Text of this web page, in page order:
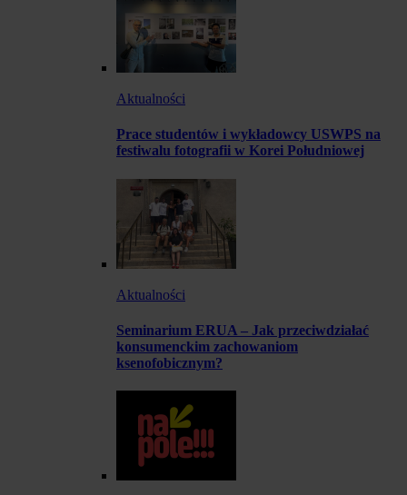
Aktualności
Prace studentów i wykładowcy USWPS na
festiwalu fotografii w Korei Południowej
Aktualności
Seminarium ERUA – Jak przeciwdziałać
konsumenckim zachowaniom
ksenofobicznym?